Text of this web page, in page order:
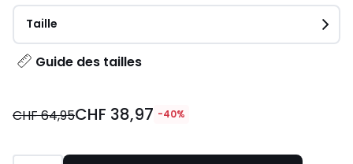
Taille
Guide des tailles
38,97
CHF 64,95CHF 38,97 -40%